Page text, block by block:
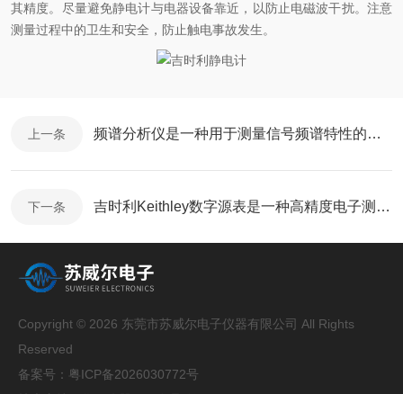
其精度。尽量避免静电计与电器设备靠近，以防止电磁波干扰。注意
测量过程中的卫生和安全，防止触电事故发生。
上一条 频谱分析仪是一种用于测量信号频谱特性的仪器
下一条 吉时利Keithley数字源表是一种高精度电子测试仪器
Copyright © 2026 东莞市苏威尔电子仪器有限公司 All Rights
Reserved
备案号： 粤ICP备2026030772号